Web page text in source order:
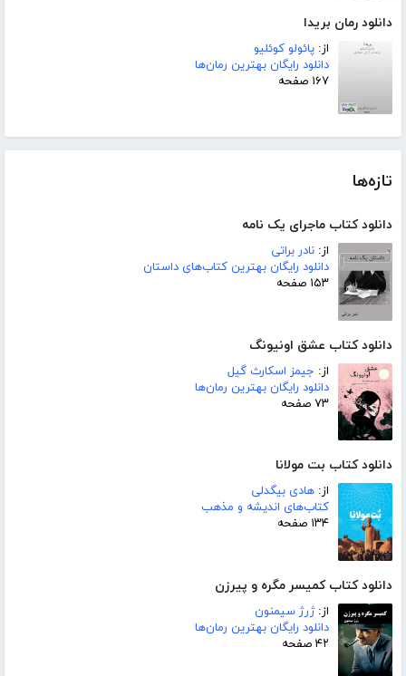
دانلود رمان بریدا
از: پائولو کوئلیو
دانلود رایگان بهترین رمان‌ها
۱۶۷ صفحه
تازه‌ها
دانلود کتاب ماجرای یک نامه
از: نادر براتی
دانلود رایگان بهترین کتاب‌های داستان
۱۵۳ صفحه
دانلود کتاب عشق اونیونگ
از: جیمز اسکارث گیل
دانلود رایگان بهترین رمان‌ها
۷۳ صفحه
دانلود کتاب بت مولانا
از: هادی بیگدلی
کتاب‌های اندیشه و مذهب
۱۳۴ صفحه
دانلود کتاب کمیسر مگره و پیرزن
از:ژرژ سیمنون
دانلود رایگان بهترین رمان‌ها
۴۲ صفحه